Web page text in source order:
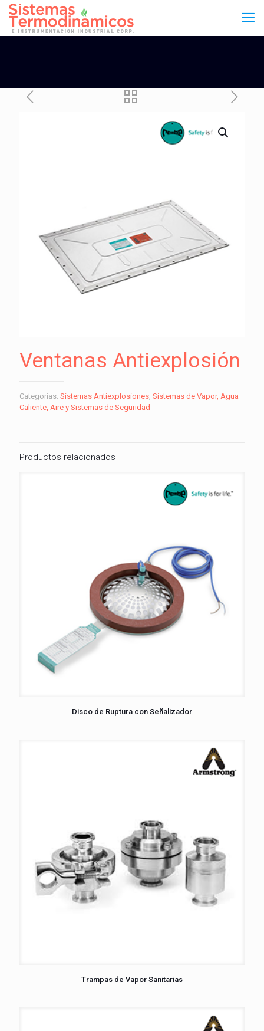
Ventanas Antiexplosión
Categorías: Sistemas Antiexplosiones, Sistemas de Vapor, Agua
Caliente, Aire y Sistemas de Seguridad
Productos relacionados
Disco de Ruptura con Señalizador
Trampas de Vapor Sanitarias